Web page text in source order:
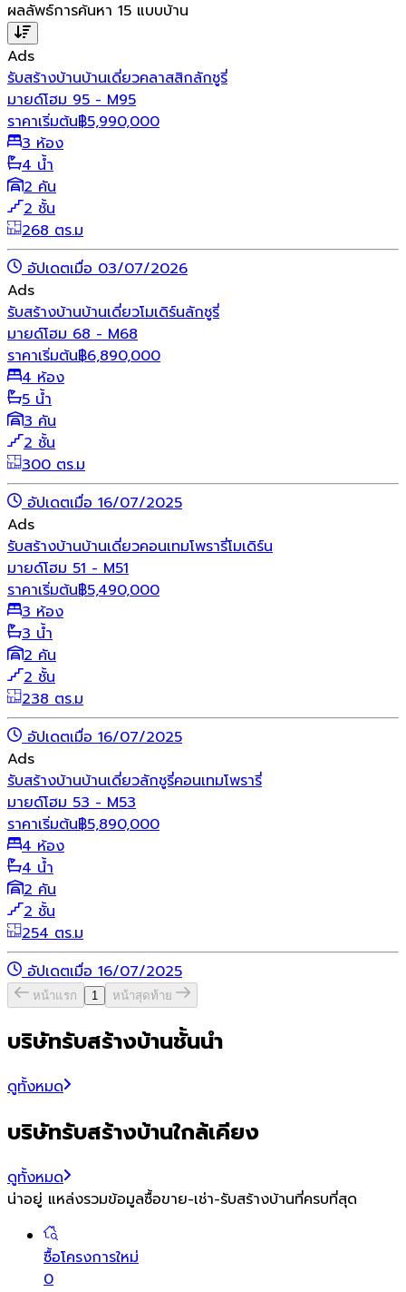
ผลลัพธ์การค้นหา 15 แบบบ้าน
Ads
รับสร้างบ้านบ้านเดี่ยวคลาสสิกลักชูรี่
มายด์โฮม 95 - M95
ราคาเริ่มต้น฿5,990,000
3 ห้อง
4 น้ำ
2 คัน
2 ชั้น
268 ตร.ม
อัปเดตเมื่อ 03/07/2026
Ads
รับสร้างบ้านบ้านเดี่ยวโมเดิร์นลักชูรี่
มายด์โฮม 68 - M68
ราคาเริ่มต้น฿6,890,000
4 ห้อง
5 น้ำ
3 คัน
2 ชั้น
300 ตร.ม
อัปเดตเมื่อ 16/07/2025
Ads
รับสร้างบ้านบ้านเดี่ยวคอนเทมโพรารี่โมเดิร์น
มายด์โฮม 51 - M51
ราคาเริ่มต้น฿5,490,000
3 ห้อง
3 น้ำ
2 คัน
2 ชั้น
238 ตร.ม
อัปเดตเมื่อ 16/07/2025
Ads
รับสร้างบ้านบ้านเดี่ยวลักชูรี่คอนเทมโพรารี่
มายด์โฮม 53 - M53
ราคาเริ่มต้น฿5,890,000
4 ห้อง
4 น้ำ
2 คัน
2 ชั้น
254 ตร.ม
อัปเดตเมื่อ 16/07/2025
หน้าแรก 1 หน้าสุดท้าย
บริษัทรับสร้างบ้านชั้นนำ
ดูทั้งหมด
บริษัทรับสร้างบ้านใกล้เคียง
ดูทั้งหมด
น่าอยู่ แหล่งรวมข้อมูลซื้อขาย-เช่า-รับสร้างบ้านที่ครบที่สุด
ซื้อโครงการใหม่
0